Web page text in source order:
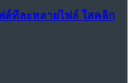
ล์ทีละหลายไฟล์ ใสคลิก